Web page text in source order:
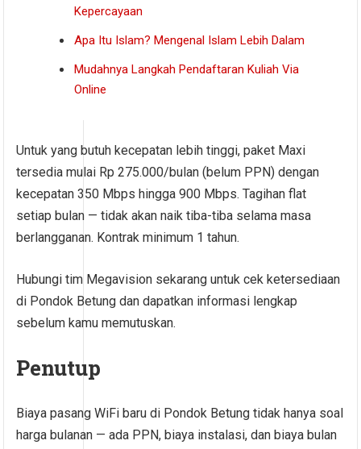
Kepercayaan
Apa Itu Islam? Mengenal Islam Lebih Dalam
Mudahnya Langkah Pendaftaran Kuliah Via
Online
Untuk yang butuh kecepatan lebih tinggi, paket Maxi
tersedia mulai Rp 275.000/bulan (belum PPN) dengan
kecepatan 350 Mbps hingga 900 Mbps. Tagihan flat
setiap bulan — tidak akan naik tiba-tiba selama masa
berlangganan. Kontrak minimum 1 tahun.
Hubungi tim Megavision sekarang untuk cek ketersediaan
di Pondok Betung dan dapatkan informasi lengkap
sebelum kamu memutuskan.
Penutup
Biaya pasang WiFi baru di Pondok Betung tidak hanya soal
harga bulanan — ada PPN, biaya instalasi, dan biaya bulan